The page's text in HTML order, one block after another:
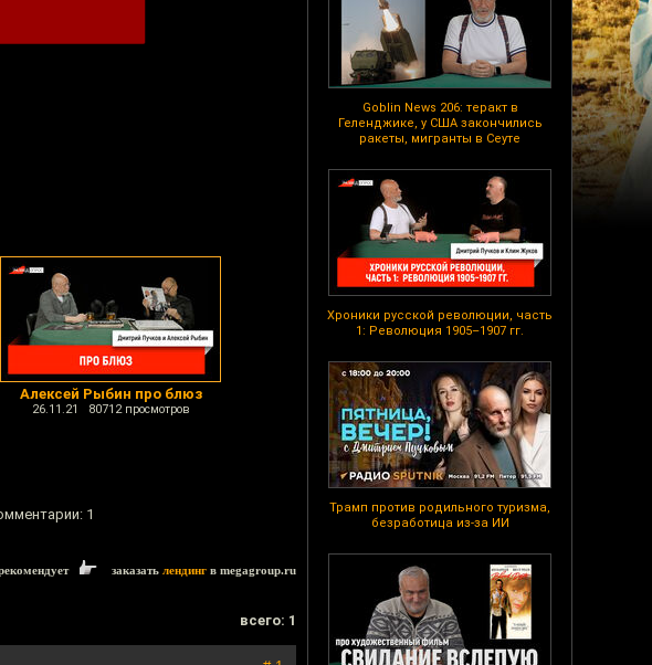
Goblin News 206: теракт в
Геленджике, у США закончились
ракеты, мигранты в Сеуте
Хроники русской революции, часть
1: Революция 1905–1907 гг.
Трамп против родильного туризма,
безработица из-за ИИ
Алексей Рыбин про блюз
26.11.21 80712 просмотров
1
заказать лендинг в megagroup.ru
всего: 1